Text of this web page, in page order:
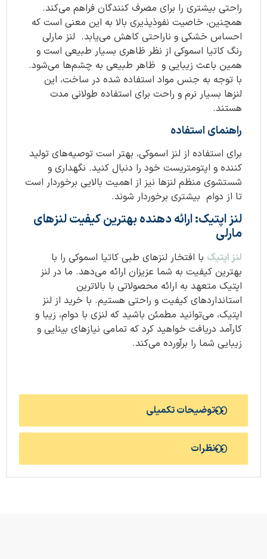
توضیحات تکمیلی
نظرات
راحتی بیشتری را برای مصرف کنندگان فراهم می‌کند.
همچنین، خاصیت نفوذپذیری بالا به این معنی است که
احساس خشکی و ناراحتی کاهش می‌یابد. لنز مارلی
رنگ کاتیا اسموکی از نظر ظاهری بسیار طبیعی است و
همین باعث زیبایی و ظاهر طبیعی به چشم‌ها می‌شود.
با توجه به جنس مواد استفاده شده در ساخت، این
لنزها بسیار نرم و راحت برای استفاده طولانی مدت
هستند.
راهنمای استفاده
برای استفاده از لنز اسموکی، بهتر است توصیه‌های تولید
کننده و اپتومتریست خود را دنبال کنید. نگهداری و
شستشوی منظم لنزها نیز از اهمیت بالایی برخوردار است
تا از دوام بیشتری برخوردار شوند.
لنز اپتیک: ارائه دهنده بهترین کیفیت لنزهای
مارلی
لنز اپتیک با افتخار لنزهای طبی كاتیا اسموکی را با
بهترین کیفیت به شما عزیزان ارائه می‌دهد. ما در لنز
اپتیک متعهد به ارائه محصولاتی با بالاترین
استانداردهای کیفیت و راحتی هستیم. با خرید از لنز
اپتیک، می‌توانید مطمئن باشید که لنزی با دوام، زیبا و
کارآمد دریافت خواهید کرد که تمامی نیازهای بینایی و
زیبایی شما را برآورده می‌کند.